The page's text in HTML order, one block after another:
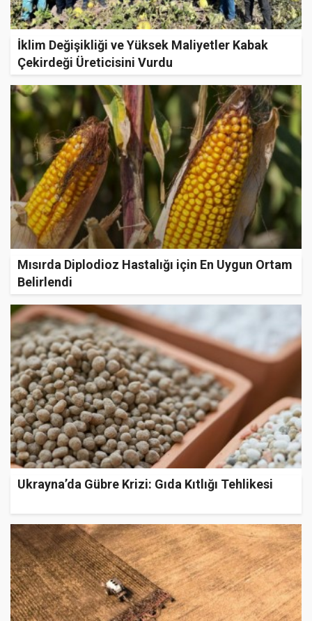
İklim Değişikliği ve Yüksek Maliyetler Kabak
Çekirdeği Üreticisini Vurdu
Mısırda Diplodioz Hastalığı için En Uygun Ortam
Belirlendi
Ukrayna’da Gübre Krizi: Gıda Kıtlığı Tehlikesi